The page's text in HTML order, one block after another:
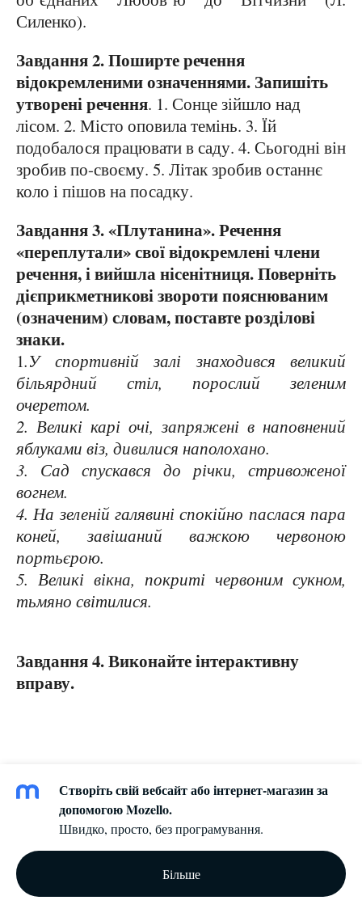
Силенко).
Завдання 2. Поширте речення
відокремленими означеннями. Запишіть
утворені речення. 1. Сонце зійшло над
лісом. 2. Місто оповила темінь. 3. Їй
подобалося працювати в саду. 4. Сьогодні він
зробив по-своєму. 5. Літак зробив останнє
коло і пішов на посадку.
Завдання 3. «Плутанина». Речення
«переплутали» свої відокремлені члени
речення, і вийшла нісенітниця. Поверніть
дієприкметникові звороти пояснюваним
(означеним) словам, поставте розділові
знаки.
1.У спортивній залі знаходився великий
більярдний стіл, порослий зеленим
очеретом.
2. Великі карі очі, запряжені в наповнений
яблуками віз, дивилися наполохано.
3. Сад спускався до річки, стривоженої
вогнем.
4. На зеленій галявині спокійно паслася пара
коней, завішаний важкою червоною
портьєрою.
5. Великі вікна, покриті червоним сукном,
тьмяно світилися.
Завдання 4. Виконайте інтерактивну
вправу.
Створіть свій вебсайт або інтернет-магазин за
допомогою Mozello.
Швидко, просто, без програмування.
Більше